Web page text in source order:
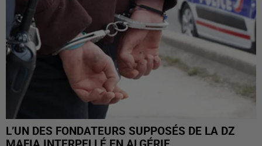
L’UN DES FONDATEURS SUPPOSÉS DE LA DZ